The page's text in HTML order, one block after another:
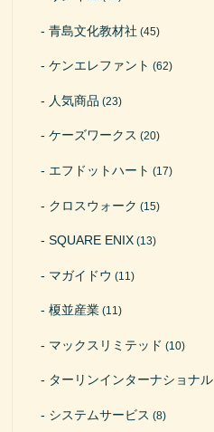
青島文化教材社 (45)
ケンエレファント (62)
人気商品 (23)
ケーズワークス (20)
エフドットハート (17)
クロスウォーク (15)
SQUARE ENIX (13)
マガイドウ (11)
榎並産業 (11)
マックスリミテッド (10)
ターリンインターナショナル
システムサービス (8)